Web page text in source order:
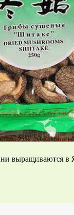
выращиваются в